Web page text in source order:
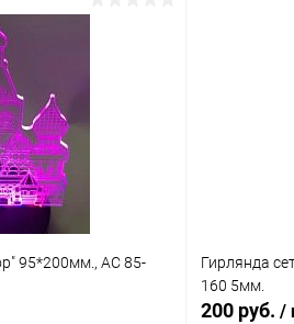
95*200мм., AC 85-
Гирлянда
160 5мм.
200 руб. /